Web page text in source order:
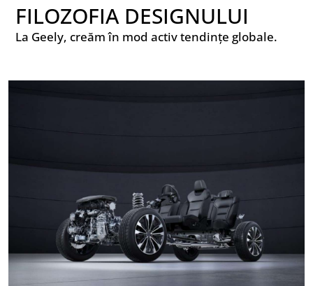
FILOZOFIA DESIGNULUI
La Geely, creăm în mod activ tendințe globale.